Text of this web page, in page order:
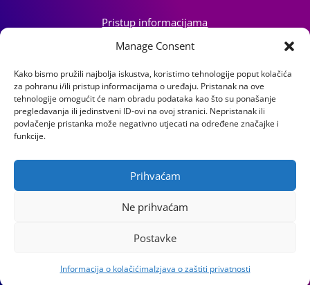
Manage Consent
Kako bismo pružili najbolja iskustva, koristimo tehnologije poput kolačića
za pohranu i/ili pristup informacijama o uređaju. Pristanak na ove
tehnologije omogućit će nam obradu podataka kao što su ponašanje
pregledavanja ili jedinstveni ID-ovi na ovoj stranici. Nepristanak ili
povlačenje pristanka može negativno utjecati na određene značajke i
funkcije.
Prihvaćam
Ne prihvaćam
Postavke
Informacija o kolačićimaIzjava o zaštiti privatnosti
Pristup informacijama
Izjava o pristupačnosti mrežnog sjedišta
Impressum
Informacije o kolačićima
Kontakt
Institut za razvoj i međunarodne odnose
Lj. F. Vukotinovića 2, 10000 Zagreb
OIB: 31120185175